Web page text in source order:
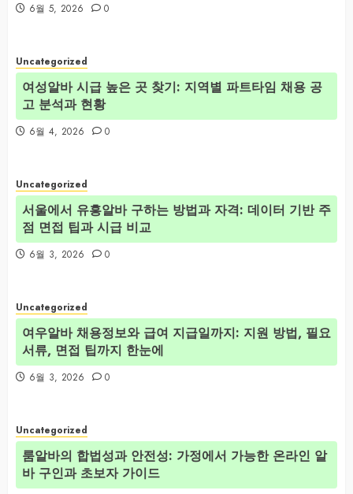
6월 5, 2026 0
Uncategorized
여성알바 시급 높은 곳 찾기: 지역별 파트타임 채용 공
고 분석과 현황
6월 4, 2026 0
Uncategorized
서울에서 유흥알바 구하는 방법과 자격: 데이터 기반 주
점 면접 팁과 시급 비교
6월 3, 2026 0
Uncategorized
여우알바 채용정보와 급여 지급일까지: 지원 방법, 필요
서류, 면접 팁까지 한눈에
6월 3, 2026 0
Uncategorized
룸알바의 합법성과 안전성: 가정에서 가능한 온라인 알
바 구인과 초보자 가이드